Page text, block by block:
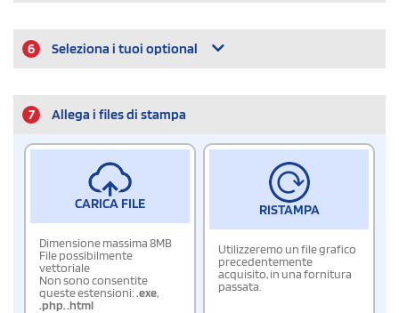
6 Seleziona i tuoi optional
7 Allega i files di stampa
CARICA FILE
Dimensione massima 8MB
File possibilmente
vettoriale
Non sono consentite
queste estensioni:.exe,
.php,.html
RISTAMPA
Utilizzeremo un file grafico
precedentemente
acquisito, in una fornitura
passata.